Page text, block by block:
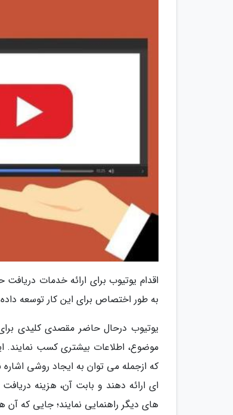
اقدام یوتیوب برای ارائه خدمات
به طور اختصاص برای این کار توسعه
یوتیوب درحال حاضر مقصدی کلیدی
موضوع، اطلاعات بیشتری کسب نمایند.
که ازجمله می توان به ایجاد روشی
ای ارائه دهند و بابت آن، هزینه دریافت
های دیگر راهنمایی نمایند؛ جایی که